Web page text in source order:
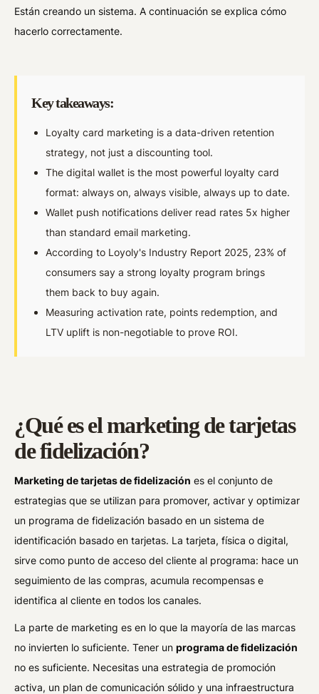
Están creando un sistema. A continuación se explica cómo
hacerlo correctamente.
Key takeaways:
Loyalty card marketing is a data-driven retention
strategy, not just a discounting tool.
The digital wallet is the most powerful loyalty card
format: always on, always visible, always up to date.
Wallet push notifications deliver read rates 5x higher
than standard email marketing.
According to Loyoly's Industry Report 2025, 23% of
consumers say a strong loyalty program brings
them back to buy again.
Measuring activation rate, points redemption, and
LTV uplift is non-negotiable to prove ROI.
¿Qué es el marketing de tarjetas
de fidelización?
Marketing de tarjetas de fidelización es el conjunto de
estrategias que se utilizan para promover, activar y optimizar
un programa de fidelización basado en un sistema de
identificación basado en tarjetas. La tarjeta, física o digital,
sirve como punto de acceso del cliente al programa: hace un
seguimiento de las compras, acumula recompensas e
identifica al cliente en todos los canales.
La parte de marketing es en lo que la mayoría de las marcas
no invierten lo suficiente. Tener unprograma de fidelización
no es suficiente. Necesitas una estrategia de promoción
activa, un plan de comunicación sólido y una infraestructura